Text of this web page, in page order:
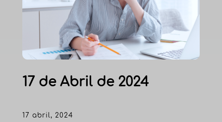
17 de Abril de 2024
17 abril, 2024